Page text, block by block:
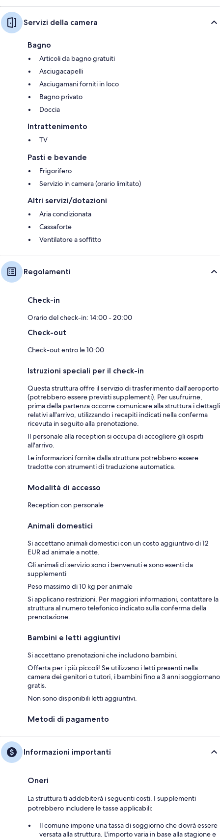
Servizi della camera
Bagno
Articoli da bagno gratuiti
Asciugacapelli
Asciugamani forniti in loco
Bagno privato
Doccia
Intrattenimento
TV
Pasti e bevande
Frigorifero
Servizio in camera (orario limitato)
Altri servizi/dotazioni
Aria condizionata
Cassaforte
Ventilatore a soffitto
Regolamenti
Check-in
Orario del check-in: 14:00 - 20:00
Check-out
Check-out entro le 10:00
Istruzioni speciali per il check-in
Questa struttura offre il servizio di trasferimento dall'aeroporto
(potrebbero essere previsti supplementi). Per usufruirne,
prima della partenza occorre comunicare alla struttura i dettagli
relativi all'arrivo, utilizzando i recapiti indicati nella conferma
ricevuta in seguito alla prenotazione.
Il personale alla reception si occupa di accogliere gli ospiti
all'arrivo.
Le informazioni fornite dalla struttura potrebbero essere
tradotte con strumenti di traduzione automatica.
Modalità di accesso
Reception con personale
Animali domestici
Si accettano animali domestici con un costo aggiuntivo di 12
EUR ad animale a notte.
Gli animali di servizio sono i benvenuti e sono esenti da
supplementi
Peso massimo di 10 kg per animale
Si applicano restrizioni. Per maggiori informazioni, contattare la
struttura al numero telefonico indicato sulla conferma della
prenotazione.
Bambini e letti aggiuntivi
Si accettano prenotazioni che includono bambini.
Offerta per i più piccoli! Se utilizzano i letti presenti nella
camera dei genitori o tutori, i bambini fino a 3 anni soggiornano
gratis.
Non sono disponibili letti aggiuntivi.
Metodi di pagamento
Informazioni importanti
Oneri
La struttura ti addebiterà i seguenti costi. I supplementi
potrebbero includere le tasse applicabili:
Il comune impone una tassa di soggiorno che dovrà essere
versata alla struttura. L'importo varia in base alla stagione e